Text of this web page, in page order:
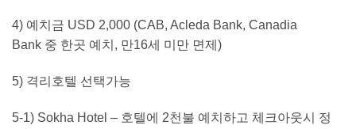
4) 예치금 USD 2,000 (CAB, Acleda Bank, Canadia
Bank 중 한곳 예치 , 만16세 미만 면제 )
5) 격리호텔 선택가능
5-1) Sokha Hotel – 호텔에 2천불 예치하고 체크아웃시 정